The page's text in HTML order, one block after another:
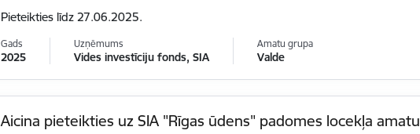
Pieteikties līdz 27.06.2025.
Gads
2025
Uzņēmums
Vides investīciju fonds, SIA
Amatu grupa
Valde
Aicina pieteikties uz SIA "Rīgas ūdens" padomes locekļa amatu